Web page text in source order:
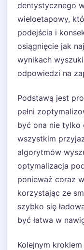
dentystycznego
wieloetapowy,
podejścia i
osiągnięcie jak
wynikach
odpowiedzi na
Podstawą jest
pełni
być ona nie tylko
wszystkim
algorytmów
optymalizacja
ponieważ coraz
korzystając ze
szybko się
być łatwa w
Kolejnym